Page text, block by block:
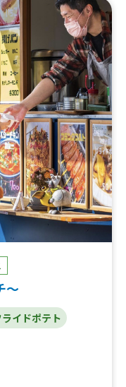
トロベリーチーズボ
プコーヒー、深川め
めし、スパイスカレ
ージー、炭火焼鳥3
ト、サイドワインダ
トルネードポテト、
煎茶、サラダ、自家
ライス、おつまみセ
ば、ラムネ 1本、
、自家製シロップの
ル、上州牛ロースト
トビーフ、アサイー
ナタデココといちご
県産やよいひめ
生姜焼きホットド
ッグ、ホットドッ
ーカクテル、サンデ
テル、アースフレ
弁当、チルソーダa
、チルソーダand
ムク、クラフトビ
ハイボール、レモ
、群馬県産やまと
豚もつ煮ご飯、キ
ジ 1本、煙突チュ
煙突チュロスのホ
〜
イドポテト